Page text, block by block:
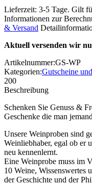
Lieferzeit: 3-5 Tage. Gilt
Informationen zur
& Versand
Aktuell versenden wir
Artikelnummer:GS-WP
Kategorien:Gutscheine
200
Beschreibung
Schenken Sie Genuss &
Geschenke die man
Unsere Weinproben sind
Weinliebhaber, egal ob er
neu kennenlernt.
Eine Weinprobe muss im
10 Weine, Wissenswertes
der Geschichte und der